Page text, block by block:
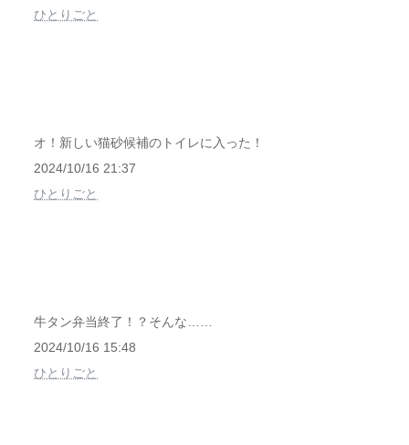
ひとりごと
オ！新しい猫砂候補のトイレに入った！
2024/10/16 21:37
ひとりごと
牛タン弁当終了！？そんな……
2024/10/16 15:48
ひとりごと